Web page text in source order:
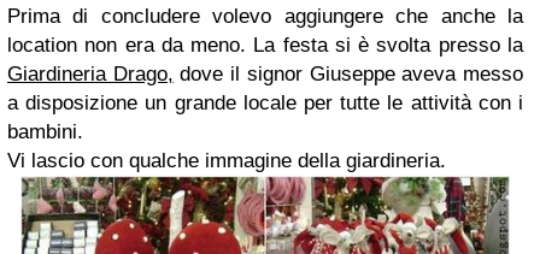
Prima di concludere volevo aggiungere che anche la
location non era da meno. La festa si è svolta presso la
Giardineria Drago, dove il signor Giuseppe aveva messo
a disposizione un grande locale per tutte le attività con i
bambini.
Vi lascio con qualche immagine della giardineria.